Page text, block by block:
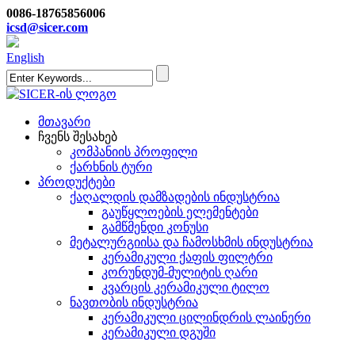
0086-18765856006
icsd@sicer.com
English
მთავარი
ჩვენს შესახებ
კომპანიის პროფილი
ქარხნის ტური
პროდუქტები
ქაღალდის დამზადების ინდუსტრია
გაუწყლოების ელემენტები
გამწმენდი კონუსი
მეტალურგიისა და ჩამოსხმის ინდუსტრია
კერამიკული ქაფის ფილტრი
კორუნდუმ-მულიტის ღარი
კვარცის კერამიკული ტილო
ნავთობის ინდუსტრია
კერამიკული ცილინდრის ლაინერი
კერამიკული დგუში